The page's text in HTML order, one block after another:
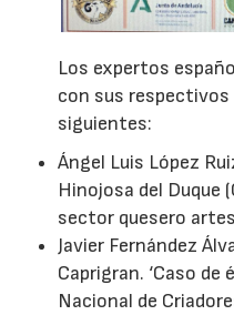
Los expertos
con sus
siguientes:
Ángel Luis López
Hinojosa del Duque
sector quesero
Javier Fernández
Caprigran. ‘Caso
Nacional de